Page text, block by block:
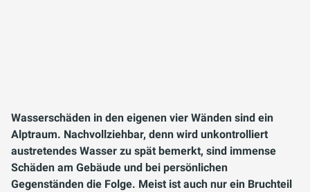
Wasserschäden in den eigenen vier Wänden sind ein
Alptraum. Nachvollziehbar, denn wird unkontrolliert
austretendes Wasser zu spät bemerkt, sind immense
Schäden am Gebäude und bei persönlichen
Gegenständen die Folge. Meist ist auch nur ein Bruchteil